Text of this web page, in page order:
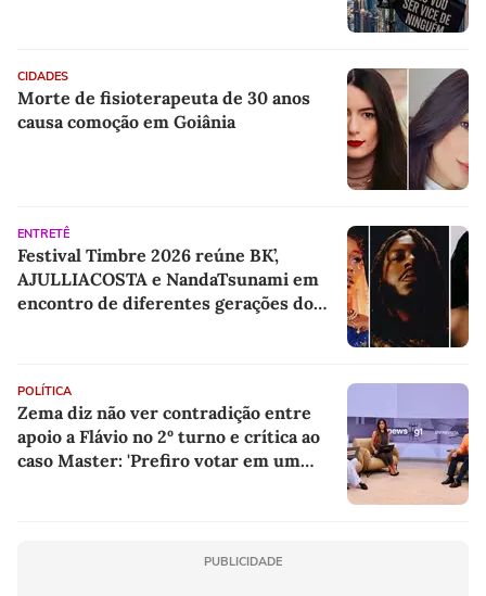
CIDADES
Morte de fisioterapeuta de 30 anos
causa comoção em Goiânia
ENTRETÊ
Festival Timbre 2026 reúne BK’,
AJULLIACOSTA e NandaTsunami em
encontro de diferentes gerações do
POLÍTICA
Zema diz não ver contradição entre
apoio a Flávio no 2º turno e crítica ao
caso Master: 'Prefiro votar em um
PUBLICIDADE